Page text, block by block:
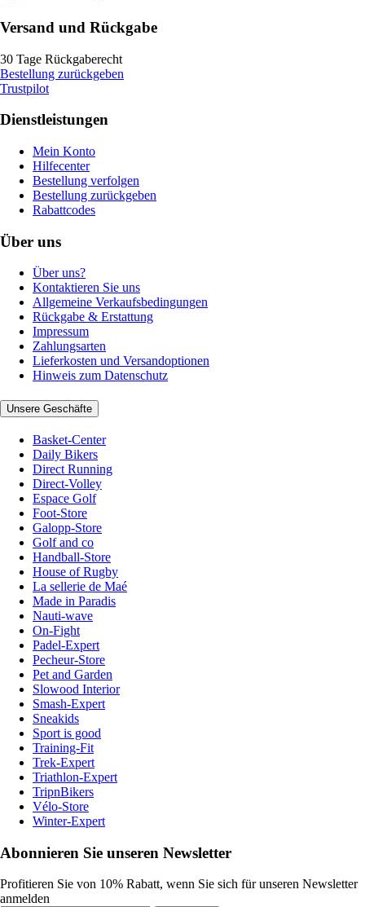
Versand und Rückgabe
30 Tage Rückgaberecht
Bestellung zurückgeben
Trustpilot
Dienstleistungen
Mein Konto
Hilfecenter
Bestellung verfolgen
Bestellung zurückgeben
Rabattcodes
Über uns
Über uns?
Kontaktieren Sie uns
Allgemeine Verkaufsbedingungen
Rückgabe & Erstattung
Impressum
Zahlungsarten
Lieferkosten und Versandoptionen
Hinweis zum Datenschutz
Unsere Geschäfte
Basket-Center
Daily Bikers
Direct Running
Direct-Volley
Espace Golf
Foot-Store
Galopp-Store
Golf and co
Handball-Store
House of Rugby
La sellerie de Maé
Made in Paradis
Nauti-wave
On-Fight
Padel-Expert
Pecheur-Store
Pet and Garden
Slowood Interior
Smash-Expert
Sneakids
Sport is good
Training-Fit
Trek-Expert
Triathlon-Expert
TripnBikers
Vélo-Store
Winter-Expert
Abonnieren Sie unseren Newsletter
Profitieren Sie von 10% Rabatt, wenn Sie sich für unseren Newsletter
anmelden